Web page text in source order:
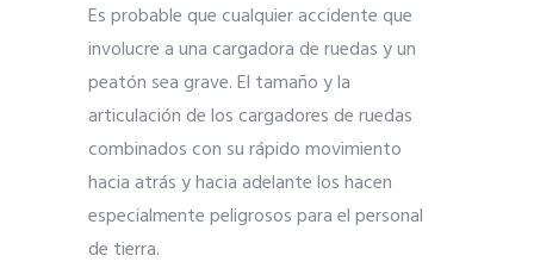
Es probable que cualquier accidente que
involucre a una cargadora de ruedas y un
peatón sea grave. El tamaño y la
articulación de los cargadores de ruedas
combinados con su rápido movimiento
hacia atrás y hacia adelante los hacen
especialmente peligrosos para el personal
de tierra.